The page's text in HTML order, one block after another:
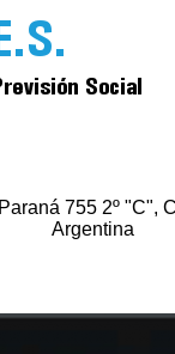
Paraná 755 2º "C",
Argentina